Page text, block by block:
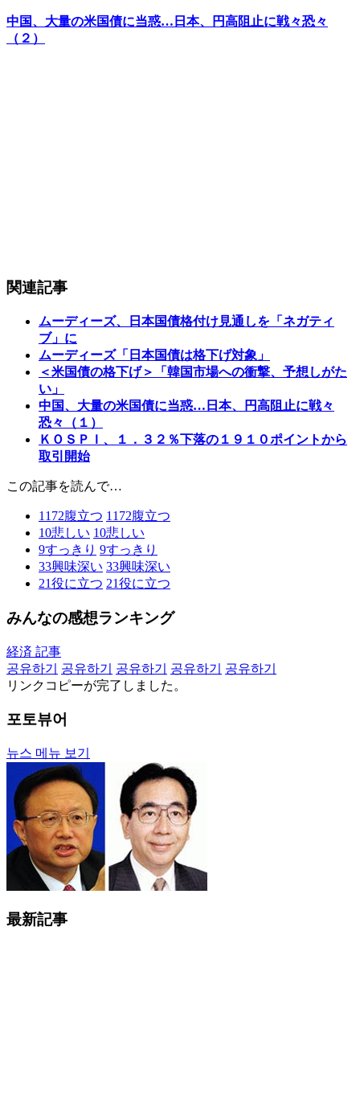
中国、大量の米国債に当惑…日本、円高阻止に戦々恐々
（２）
関連記事
ムーディーズ、日本国債格付け見通しを「ネガティ
ブ」に
ムーディーズ「日本国債は格下げ対象」
＜米国債の格下げ＞「韓国市場への衝撃、予想しがた
い」
中国、大量の米国債に当惑…日本、円高阻止に戦々
恐々（１）
ＫＯＳＰＩ、１．３２％下落の１９１０ポイントから
取引開始
この記事を読んで…
1172腹立つ 1172腹立つ
10悲しい 10悲しい
9すっきり 9すっきり
33興味深い 33興味深い
21役に立つ 21役に立つ
みんなの感想ランキング
経済 記事
공유하기
공유하기 공유하기 공유하기
공유하기
リンクコピーが完了しました。
포토뷰어
뉴스 메뉴 보기
最新記事